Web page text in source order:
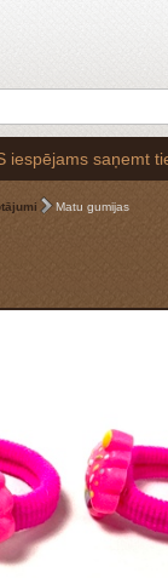
saņemt
Matu gumijas